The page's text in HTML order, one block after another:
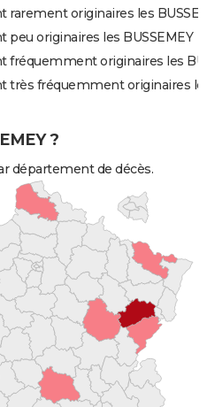
originaires les
originaires les BUSSEMEY
fréquemment originaires les
très fréquemment originaires
?
département de décès.